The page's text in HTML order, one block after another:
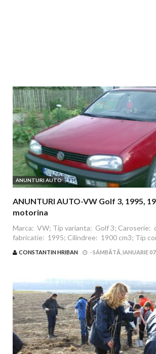
ANUNTURI AUTO
ANUNTURI AUTO-VW Golf 3, 1995,
motorina
Marca: VW; Tip varianta: Golf 3; Caroserie:
fabricatie: 1995; Cilindree: 1900 cm3; Tip
CONSTANTIN HRIBAN -SÂMBĂTĂ, IANUARIE